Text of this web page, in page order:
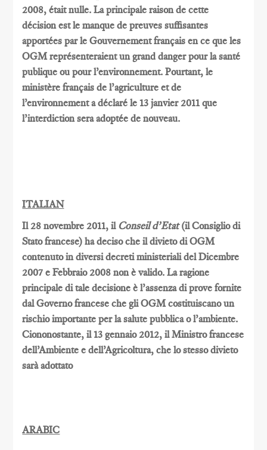
2008, était nulle. La principale raison de cette
décision est le manque de preuves suffisantes
apportées par le Gouvernement français en ce que les
OGM représenteraient un grand danger pour la santé
publique ou pour l’environnement. Pourtant, le
ministère français de l’agriculture et de
l’environnement a déclaré le 13 janvier 2011 que
l’interdiction sera adoptée de nouveau.
ITALIAN
Il 28 novembre 2011, il Conseil d’Etat(il Consiglio di
Stato francese) ha deciso che il divieto di OGM
contenuto in diversi decreti ministeriali del Dicembre
2007 e Febbraio 2008 non è valido. La ragione
principale di tale decisione è l’assenza di prove fornite
dal Governo francese che gli OGM costituiscano un
rischio importante per la salute pubblica o l’ambiente.
Ciononostante, il 13 gennaio 2012, il Ministro francese
dell’Ambiente e dell’Agricoltura,che lo stesso divieto
sarà adottato
ARABIC